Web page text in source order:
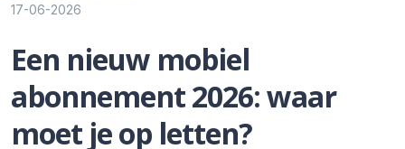
17-06-2026
Een nieuw mobiel
abonnement 2026: waar
moet je op letten?